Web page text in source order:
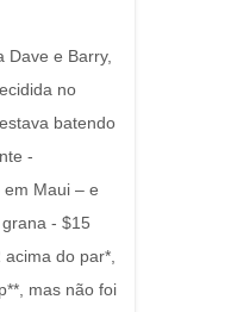
Dave e Barry,
no
batendo
-
Maui – e
- $15
do par*,
mas não foi